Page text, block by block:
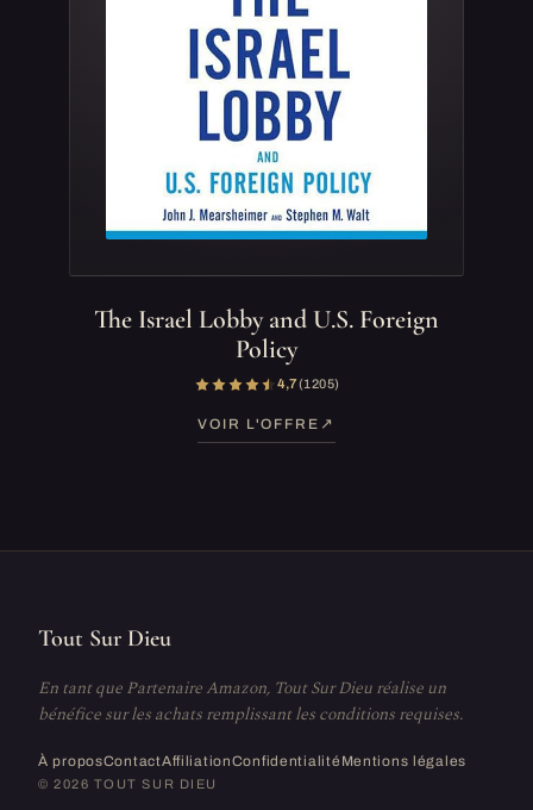
The Israel Lobby and U.S. Foreign
Policy
4,7(1 205)
VOIR L'OFFRE
Tout Sur Dieu
En tant que Partenaire Amazon, Tout Sur Dieu réalise un
bénéfice sur les achats remplissant les conditions requises.
À proposContactAffiliationConfidentialité Mentions légales
© 2026 TOUT SUR DIEU